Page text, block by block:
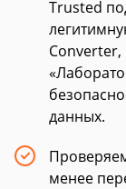
Trusted
Converter,
данных.
менее